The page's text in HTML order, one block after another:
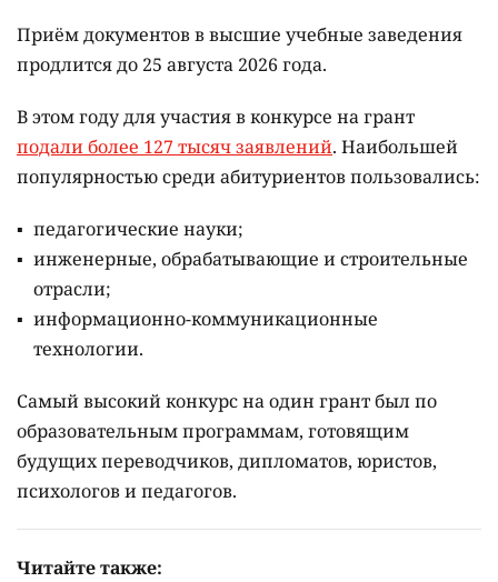
Приём документов в высшие учебные заведения
продлится до 25 августа 2026 года.
В этом году для участия в конкурсе на грант
подали более 127 тысяч заявлений. Наибольшей
популярностью среди абитуриентов пользовались:
педагогические науки;
инженерные, обрабатывающие и строительные
отрасли;
информационно-коммуникационные
технологии.
Самый высокий конкурс на один грант был по
образовательным программам, готовящим
будущих переводчиков, дипломатов, юристов,
психологов и педагогов.
Читайте также: